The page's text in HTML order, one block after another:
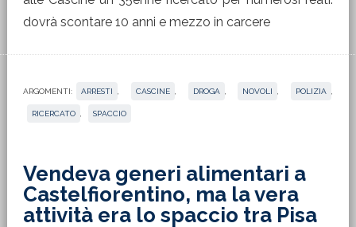
dovrà scontare 10 anni e mezzo in carcere
ARGOMENTI: ARRESTI CASCINE DROGA NOVOLI POLIZIA
RICERCATO SPACCIO
Vendeva generi alimentari a
Castelfiorentino, ma la vera
attività era lo spaccio tra Pisa